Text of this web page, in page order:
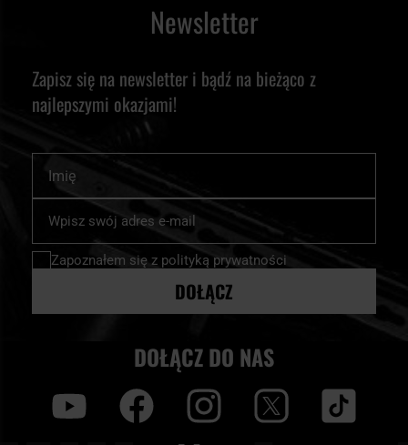
Newsletter
Zapisz się na newsletter i bądź na bieżąco z
najlepszymi okazjami!
nasz
newsletter:
Zapoznałem się z polityką prywatności
DOŁĄCZ
DOŁĄCZ DO NAS